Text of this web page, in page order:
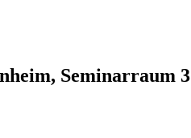
Seminarraum 3